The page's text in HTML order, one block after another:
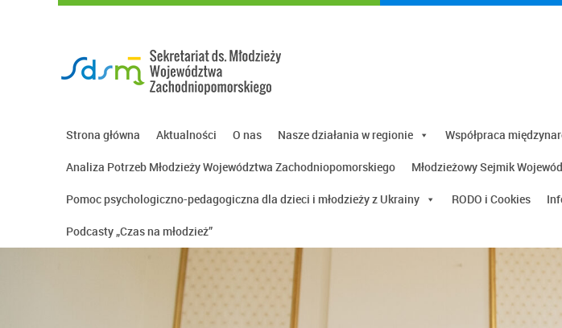
Strona główna Aktualności O nas Nasze działania w regionie Współpraca
Analiza Potrzeb Młodzieży Województwa Zachodniopomorskiego Młodzieżowy Sejmik
Pomoc psychologiczno-pedagogiczna dla dzieci i młodzieży z Ukrainy RODO i Cookies
Podcasty „Czas na młodzież”